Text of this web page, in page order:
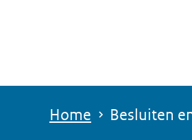
de
gaanHome Besluiten